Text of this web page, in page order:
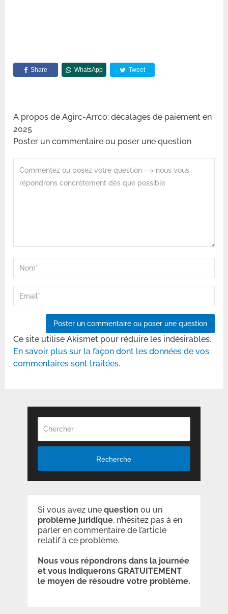
Share WhatsApp Tweet
A propos de Agirc-Arrco: décalages de paiement en
2025
Poster un commentaire ou poser une question
Ce site utilise Akismet pour réduire les indésirables.
En savoir plus sur la façon dont les données de vos
commentaires sont traitées.
Recherche
Si vous avez une question ou un
problème juridique, n’hésitez pas à en
parler en commentaire de l’article
relatif à ce problème.
Nous vous répondrons dans la journée
et vous indiquerons GRATUITEMENT
le moyen de résoudre votre problème.